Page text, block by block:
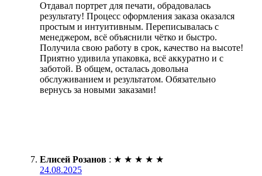
Отдавал портрет для печати, обрадовалась
результату! Процесс оформления заказа оказался
простым и интуитивным. Переписывалась с
менеджером, всё объяснили чётко и быстро.
Получила свою работу в срок, качество на высоте!
Приятно удивила упаковка, всё аккуратно и с
заботой. В общем, осталась довольна
обслуживанием и результатом. Обязательно
вернусь за новыми заказами!
Елисей Розанов : ★ ★ ★ ★ ★
24.08.2025